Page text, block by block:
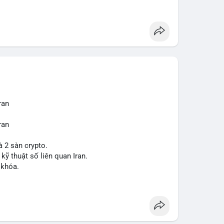
này? Hãy cùng theo dõi các phân tích chuyên
2 sàn crypto.
thuật số liên quan Iran.